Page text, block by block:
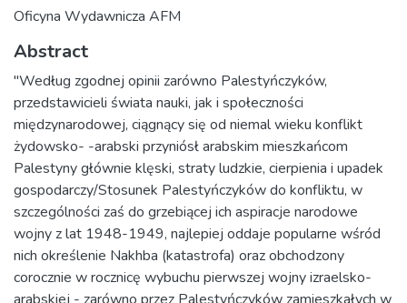
Oficyna Wydawnicza AFM
Abstract
"Według zgodnej opinii zarówno Palestyńczyków,
przedstawicieli świata nauki, jak i społeczności
międzynarodowej, ciągnący się od niemal wieku konflikt
żydowsko- -arabski przyniósł arabskim mieszkańcom
Palestyny głównie klęski, straty ludzkie, cierpienia i upadek
gospodarczy/Stosunek Palestyńczyków do konfliktu, w
szczególności zaś do grzebiącej ich aspiracje narodowe
wojny z lat 1948-1949, najlepiej oddaje popularne wśród
nich określenie Nakhba (katastrofa) oraz obchodzony
corocznie w rocznicę wybuchu pierwszej wojny izraelsko-